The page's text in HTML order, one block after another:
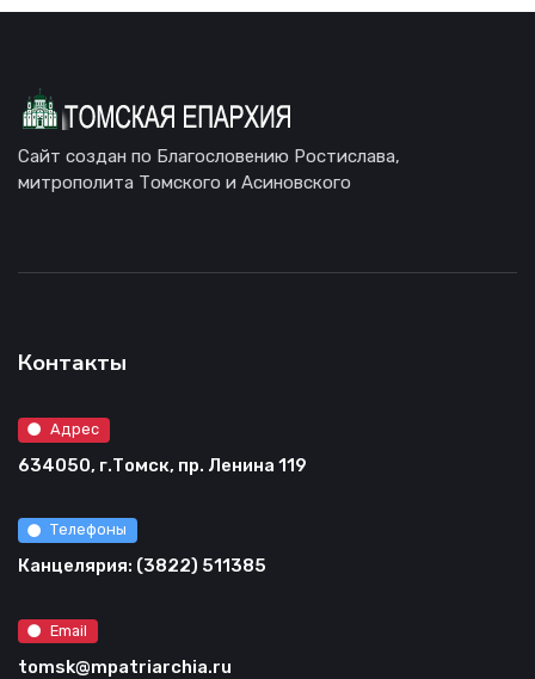
Сайт создан по Благословению Ростислава,
митрополита Томского и Асиновского
Контакты
Адрес
634050, г.Томск, пр. Ленина 119
Телефоны
Канцелярия: (3822) 511385
Email
tomsk@mpatriarchia.ru